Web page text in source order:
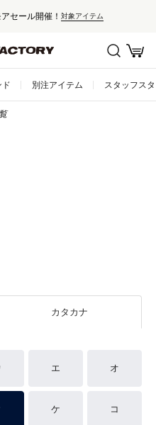
セール開催！ 対象アイテム
ド 別注アイテム スタッフス
カタカナ
エ オ
ケ コ